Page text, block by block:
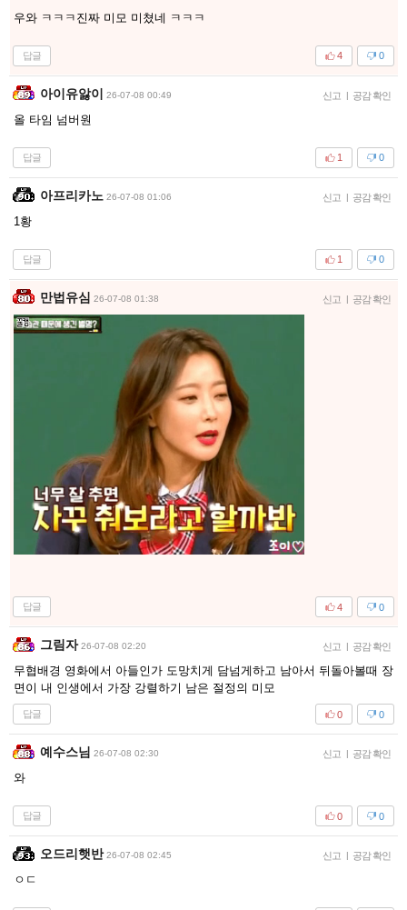
우와 ㅋㅋㅋ진짜 미모 미쳤네 ㅋㅋㅋ
답글 0
4
아이유앓이 26-07-08 00:49 신고 | 공감 확인
올 타임 넘버원
답글 0
1
아프리카노 26-07-08 01:06 신고 | 공감 확인
1황
답글 0
1
만법유심 26-07-08 01:38 신고 | 공감 확인
답글 0
4
그림자 26-07-08 02:20 신고 | 공감 확인
무협배경 영화에서 아들인가 도망치게 담넘게하고 남아서 뒤돌아볼때 장
면이 내 인생에서 가장 강렬하기 남은 절정의 미모
답글 0
0
예수스님 26-07-08 02:30 신고 | 공감 확인
와
답글 0
0
오드리햇반 26-07-08 02:45 신고 | 공감 확인
ㅇㄷ